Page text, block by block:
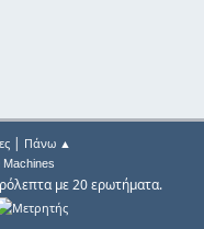
| Πάνω ▲
Machines
με 20 ερωτήματα.